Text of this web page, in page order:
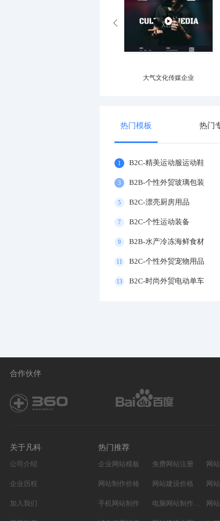
大气文化传媒企业
热门模板 热门
1 B2C-精美运动服运动鞋
3 B2B-个性外贸玻璃包装
5 B2C-漂亮厨房用品
7 B2C-个性运动装备
9 B2B-水产冷冻海鲜食材
11 B2C-个性外贸宠物用品
13 B2C-时尚外贸电动单车
合作伙伴
关于凡科
公司介绍
企业历程
加入我们
热门推荐
企业网站模板 免费网站注册 网
网站制作价格 网站建设价格 网
手机网站制作 电脑网站制作设计 网